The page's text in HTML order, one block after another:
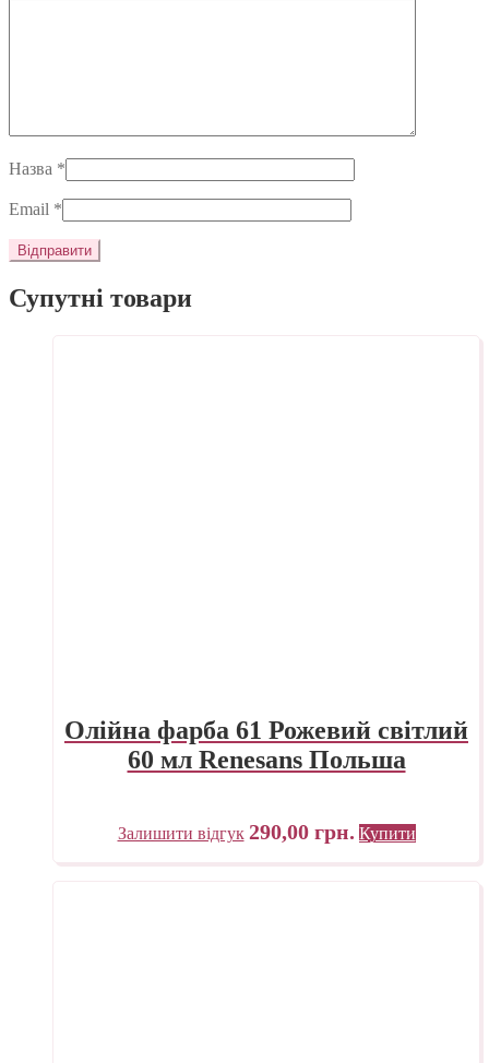
Назва *
Email *
Супутні товари
Олійна фарба 61 Рожевий світлий
60 мл Renesans Польша
Залишити відгук 290,00 грн. Купити